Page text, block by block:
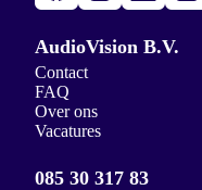
AudioVision B.V.
Contact
FAQ
Over ons
Vacatures
085 30 317 83